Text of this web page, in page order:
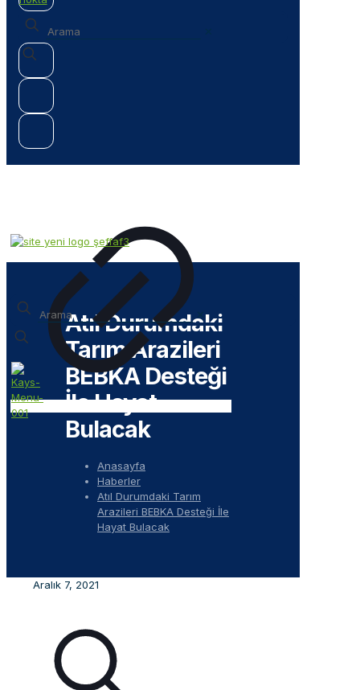
Atıl Durumdaki
Tarım Arazileri
BEBKA Desteği
İle Hayat
Bulacak
Anasayfa
Haberler
Atıl Durumdaki Tarım
Arazileri BEBKA Desteği İle
Hayat Bulacak
Aralık 7, 2021